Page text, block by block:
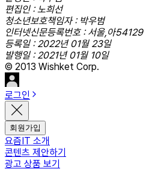
편집인 : 노희선
청소년보호책임자 : 박우범
인터넷신문등록번호 : 서울,아54129
등록일 : 2022년 01월 23일
발행일 : 2021년 01월 10일
© 2013 Wishket Corp.
로그인
회원가입
요즘IT 소개
콘텐츠 제안하기
광고 상품 보기